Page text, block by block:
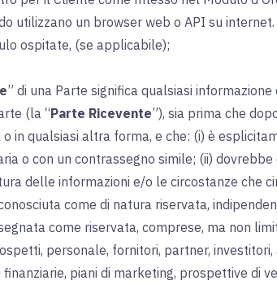
utilizzano un browser web o API su
ospitate, (se applicabile);
” di una Parte significa qualsiasi
(la “Parte Ricevente”), sia prima che
in qualsiasi altra forma, e che: (i) è
o con un contrassegno simile; (ii)
delle informazioni e/o le circostanze che
come di natura riservata,
come riservata, comprese, ma non
personale, fornitori, partner,
piani di marketing, prospettive di